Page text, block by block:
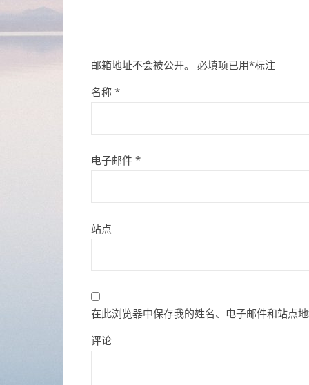
邮箱地址不会被公开。 必填项已用*标注
名称 *
电子邮件 *
站点
在此浏览器中保存我的姓名、电子邮件和站点
评论